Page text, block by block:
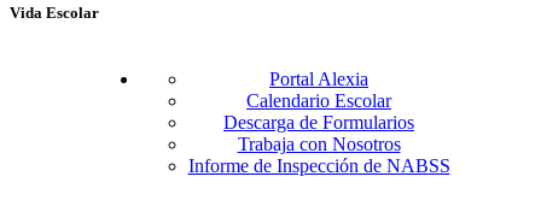
Vida Escolar
Portal Alexia
Calendario Escolar
Descarga de Formularios
Trabaja con Nosotros
Informe de Inspección de NABSS